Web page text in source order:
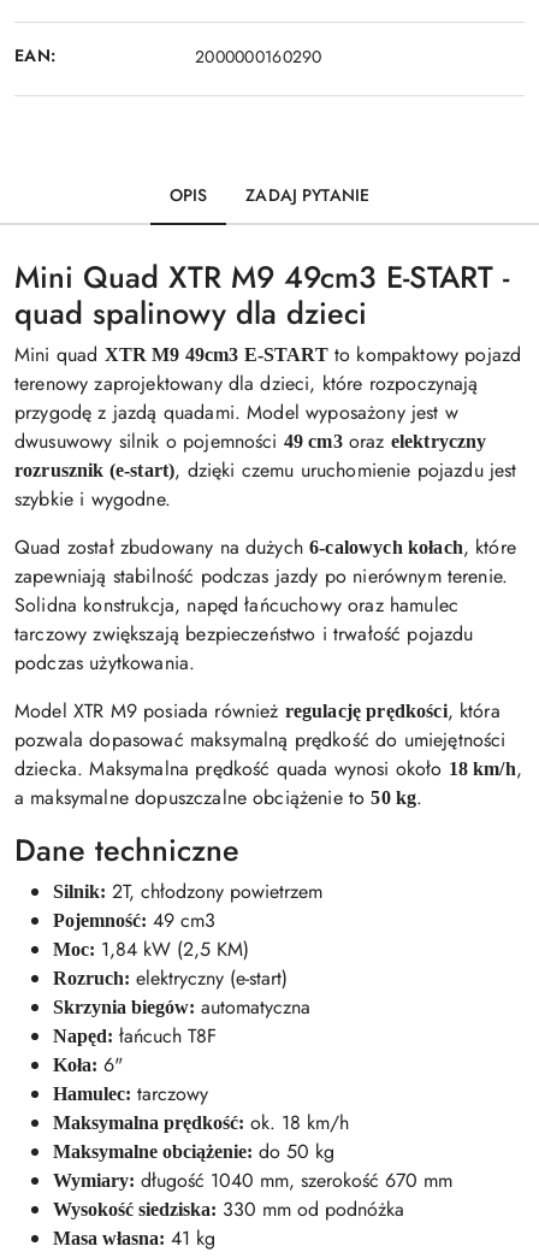
EAN: 2000000160290
OPIS ZADAJ PYTANIE
Mini Quad XTR M9 49cm3 E-START -
quad spalinowy dla dzieci
Mini quad XTR M9 49cm3 E-STARTto kompaktowy pojazd
terenowy zaprojektowany dla dzieci, które rozpoczynają
przygodę z jazdą quadami. Model wyposażony jest w
dwusuwowy silnik o pojemności 49 cm3oraz elektryczny
rozrusznik (e-start), dzięki czemu uruchomienie pojazdu jest
szybkie i wygodne.
Quad został zbudowany na dużych6-calowych kołach, które
zapewniają stabilność podczas jazdy po nierównym terenie.
Solidna konstrukcja, napęd łańcuchowy oraz hamulec
tarczowy zwiększają bezpieczeństwo i trwałość pojazdu
podczas użytkowania.
Model XTR M9 posiada również regulację prędkości, która
pozwala dopasować maksymalną prędkość do umiejętności
dziecka. Maksymalna prędkość quada wynosi około 18 km/h,
a maksymalne dopuszczalne obciążenie to50 kg.
Dane techniczne
Silnik: 2T, chłodzony powietrzem
Pojemność: 49 cm3
Moc: 1,84 kW (2,5 KM)
Rozruch: elektryczny (e-start)
Skrzynia biegów: automatyczna
Napęd: łańcuch T8F
Koła: 6"
Hamulec: tarczowy
Maksymalna prędkość: ok. 18 km/h
Maksymalne obciążenie: do 50 kg
Wymiary: długość 1040 mm, szerokość 670 mm
Wysokość siedziska: 330 mm od podnóżka
Masa własna: 41 kg